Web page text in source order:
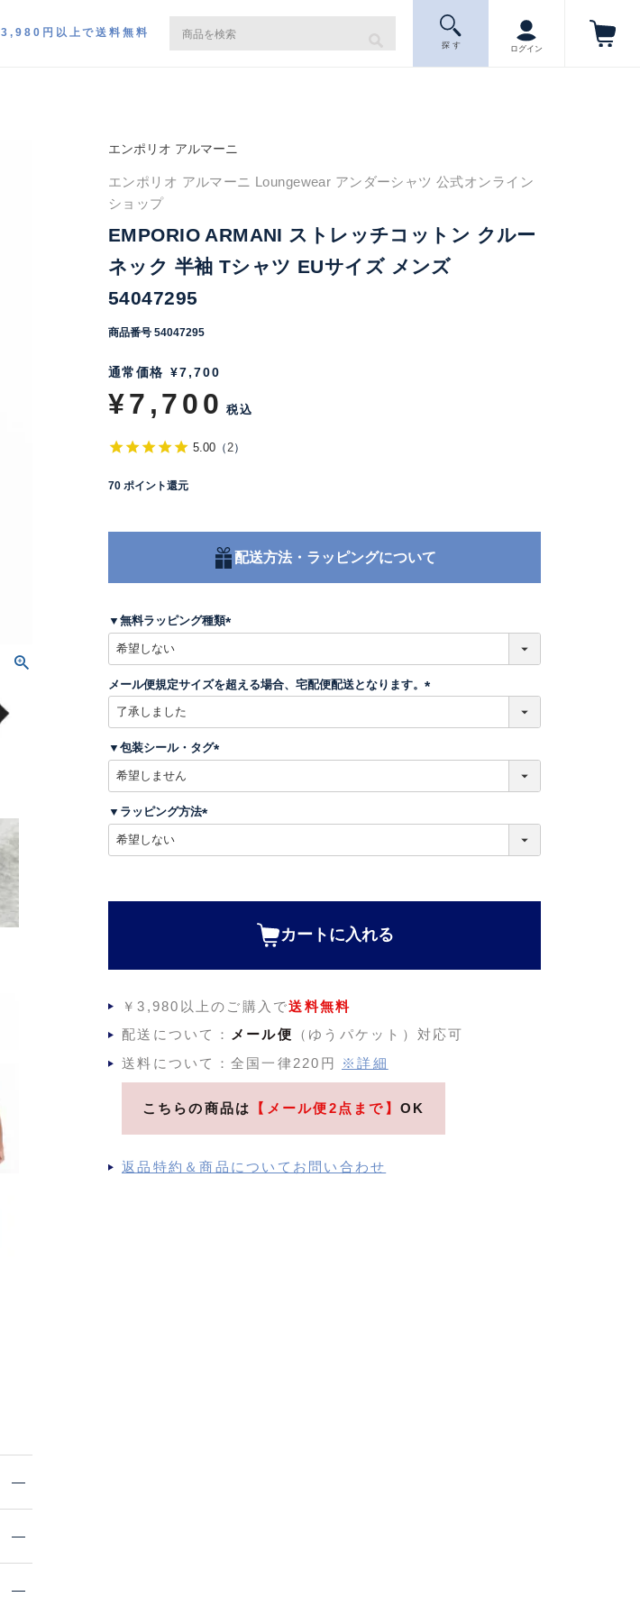
3,980円以上で送料無料
探 す ログイン
エンポリオ アルマーニ
エンポリオ アルマーニ Loungewear アンダーシャツ 公式オンライン
ショップ
EMPORIO ARMANI ストレッチコットン クルー
ネック 半袖 Tシャツ EUサイズ メンズ
54047295
商品番号 54047295
通常価格 ¥7,700
¥7,700 税込
5.00 （2）
70 ポイント還元
配送方法・ラッピングについて
▼無料ラッピング種類
須
)
メール便規定サイズを超える場合、宅配便配送となります。
)
▼包装シール・タグ
)
▼ラッピング方法
カートに入れる
￥3,980以上のご購入で送料無料
配送について： メール便
（ゆうパケット）対応可
送料について：全国一律220円
※詳細
こちらの商品は 【メール便2点まで】 OK
返品特約＆商品についてお問い合わせ